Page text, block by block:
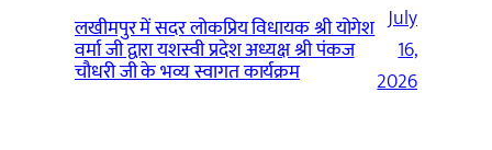
लखीमपुर में सदर लोकप्रिय विधायक श्री योगेश
वर्मा जी द्वारा यशस्वी प्रदेश अध्यक्ष श्री पंकज
चौधरी जी के भव्य स्वागत कार्यक्रम
July
16,
2026